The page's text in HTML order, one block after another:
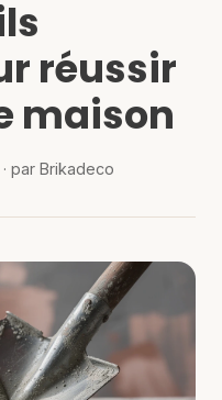
réussir
maison
par Brikadeco